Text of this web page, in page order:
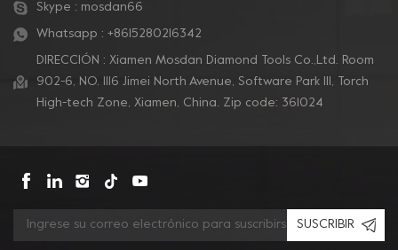
Skype : mosdan66
Whatsapp : +8615280216342
DIRECCIÓN : Xiamen Mosdan Diamond Tools Co.,Ltd. Room
902-6, NO. 1116 Jimei North Avenue, Software Park Ill, Torch
High-tech Zone, Xiamen, China. Zip code: 361024
SUSCRIBIR